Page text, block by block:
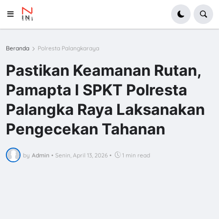
Beranda Polresta Palangkaraya
Pastikan Keamanan Rutan,
Pamapta I SPKT Polresta
Palangka Raya Laksanakan
Pengecekan Tahanan
by Admin • Senin, April 13, 2026 • 1 min read